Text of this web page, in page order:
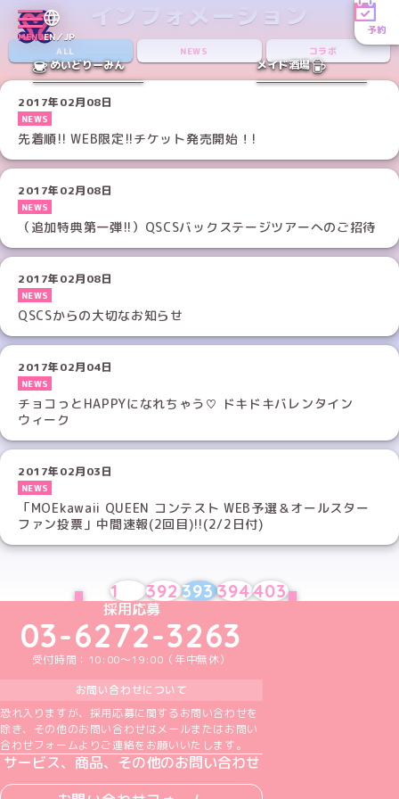
MENUEN／JP
予約
めいどりーみん メイド酒場
インフォメーション
ALL NEWS コラボ
2017年02月08日
NEWS
先着順!! WEB限定!!チケット発売開始！!
2017年02月08日
NEWS
（追加特典第一弾!!）QSCSバックステージツアーへのご招待
2017年02月08日
NEWS
QSCSからの大切なお知らせ
2017年02月04日
NEWS
チョコっとHAPPYになれちゃう♡ ドキドキバレンタイン
ウィーク
2017年02月03日
NEWS
「MOEkawaii QUEEN コンテスト WEB予選＆オールスター
ファン投票」中間速報(2回目)!!(2/2日付)
PREV
1 392393394403NEXT
めいどりーみんTikTok公式アカウント
めいどりーみんX公式アカウント
めいどりーみんInstagram公式アカウント
めいどりーみんFacebook公式アカウン
めいどりーみんYouTube公式アカ
採用応募
03-6272-3263
受付時間：10:00～19:00（年中無休）
お問い合わせについて
恐れ入りますが、採用応募に関するお問い合わせを
除き、その他のお問い合わせはメールまたはお問い
合わせフォームよりご連絡をお願いいたします。
サービス、商品、その他のお問い合わせ